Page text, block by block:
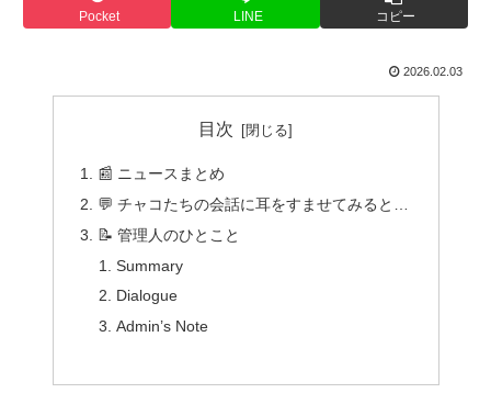
Pocket LINE コピー
2026.02.03
目次
📰 ニュースまとめ
💬 チャコたちの会話に耳をすませてみると…
📝 管理人のひとこと
Summary
Dialogue
Admin’s Note